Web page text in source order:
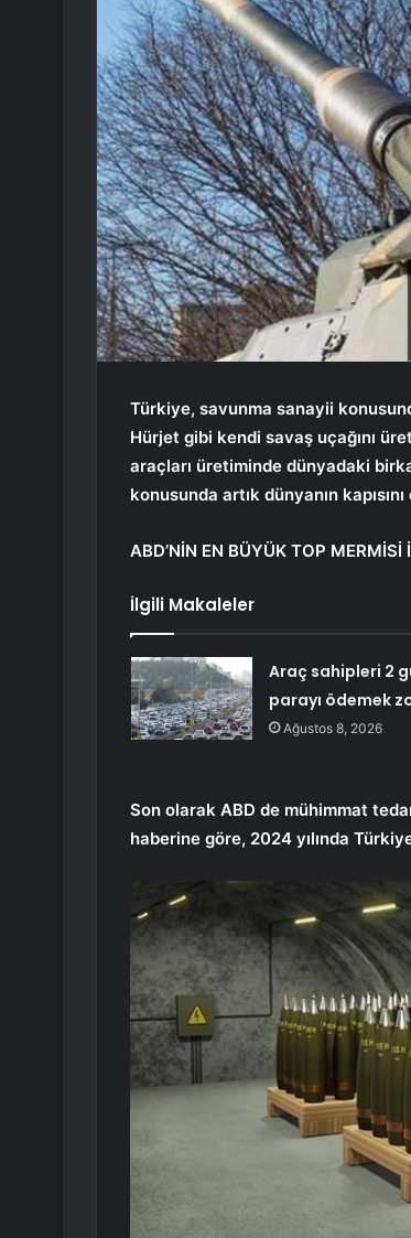
Türkiye, savunma sanayii
Hürjet gibi kendi savaş uçağını
araçları üretiminde dünyadaki
konusunda artık dünyanın
ABD’NİN EN BÜYÜK TOP MERMİSİ
İlgili Makaleler
Araç sahipleri 2
parayı ödemek
Ağustos 8, 2026
Son olarak ABD de mühimmat
haberine göre, 2024 yılında